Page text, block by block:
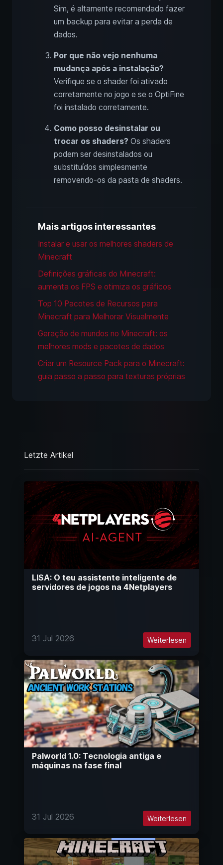
Sim, é altamente recomendado fazer
um backup para evitar a perda de
dados.
Por que não vejo nenhuma
mudança após a instalação?
Verifique se o shader foi ativado
corretamente no jogo e se o OptiFine
foi instalado corretamente.
Como posso desinstalar ou
trocar os shaders? Os shaders
podem ser desinstalados ou
substituídos simplesmente
removendo-os da pasta de shaders.
Mais artigos interessantes
Instalar e usar os melhores shaders de
Minecraft
Definições gráficas do Minecraft:
aumenta os FPS e otimiza os gráficos
Top 10 Pacotes de Recursos para
Minecraft para Melhorar Visualmente
Geração de mundos no Minecraft: os
melhores mods e pacotes de dados
Criar um Resource Pack para o Minecraft:
guia passo a passo para texturas próprias
Letzte Artikel
LISA: O teu assistente inteligente de
servidores de jogos na 4Netplayers
31 Jul 2026 Weiterlesen
Palworld 1.0: Tecnologia antiga e
máquinas na fase final
31 Jul 2026 Weiterlesen